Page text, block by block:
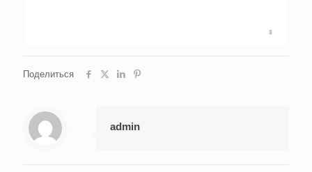
Поделиться
admin